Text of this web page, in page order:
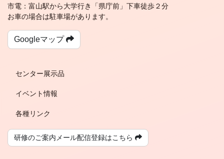
市電：富山駅から大学行き「県庁前」下車徒歩２分
お車の場合は駐車場があります。
Googleマップ
センター展示品
イベント情報
各種リンク
研修のご案内メール配信登録はこちら